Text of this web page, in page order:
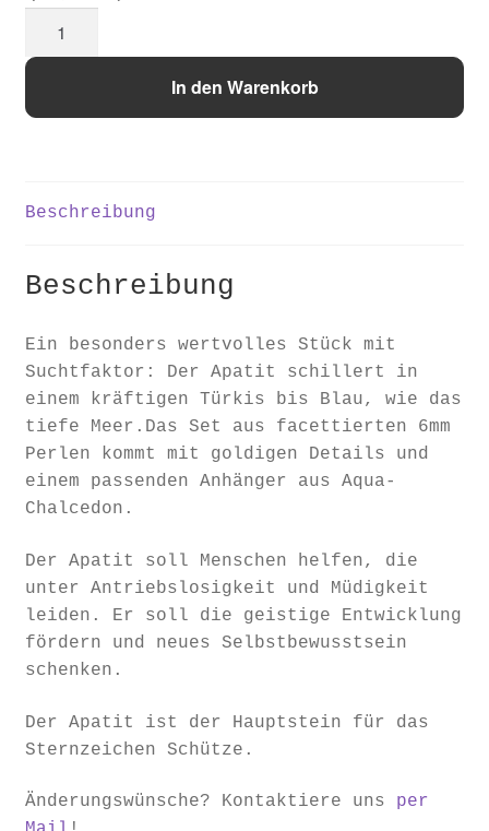
In den Warenkorb
Beschreibung
Beschreibung
Ein besonders wertvolles Stück mit
Suchtfaktor: Der Apatit schillert in
einem kräftigen Türkis bis Blau, wie das
tiefe Meer.Das Set aus facettierten 6mm
Perlen kommt mit goldigen Details und
einem passenden Anhänger aus Aqua-
Chalcedon.
Der Apatit soll Menschen helfen, die
unter Antriebslosigkeit und Müdigkeit
leiden. Er soll die geistige Entwicklung
fördern und neues Selbstbewusstsein
schenken.
Der Apatit ist der Hauptstein für das
Sternzeichen Schütze.
Änderungswünsche? Kontaktiere uns per